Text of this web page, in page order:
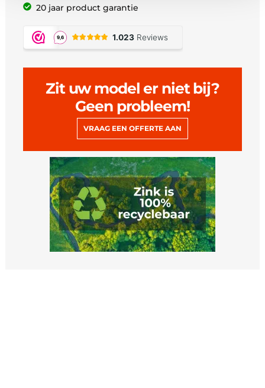
20 jaar product garantie
Zit uw model er niet bij?
Geen probleem!
VRAAG EEN OFFERTE AAN